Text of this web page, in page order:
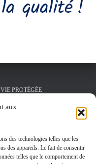
aux
des technologies telles que les
des appareils. Le fait de consentir
telles que le comportement de
PROTÉGÉE
LA RÉSIDENCE